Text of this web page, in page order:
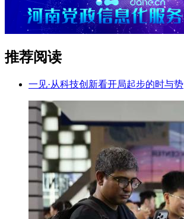
推荐阅读
一见·从科技创新看开局起步的时与势